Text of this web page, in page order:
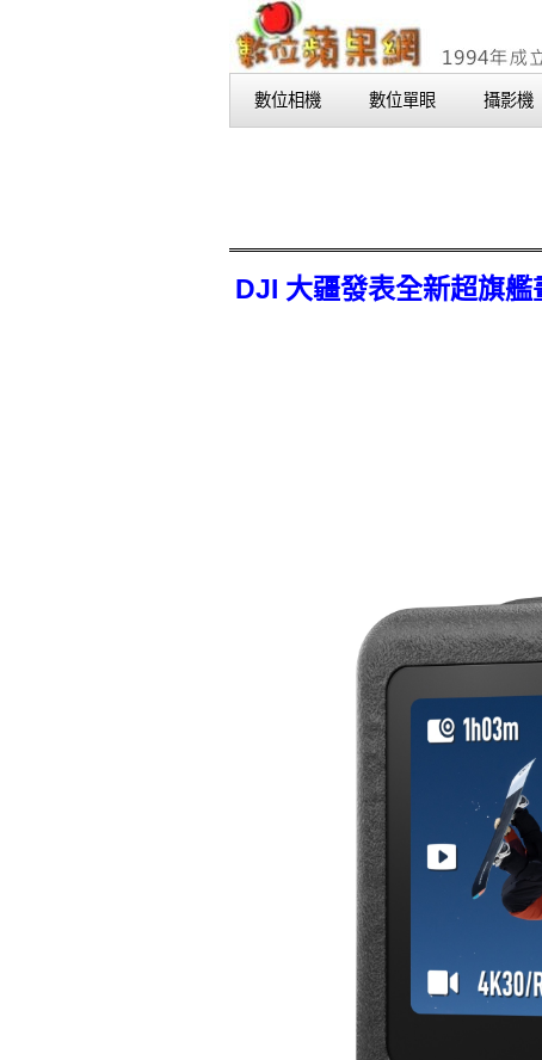
數位相機 數位單眼 攝影機
DJI 大疆發表全新超旗